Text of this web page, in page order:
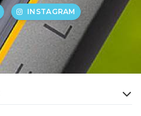
INSTAGRAM